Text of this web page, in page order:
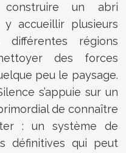
un abri
y accueillir plusieurs
différentes régions
des forces
peu le paysage.
s’appuie sur un
de connaître
: un système de
définitives qui peut